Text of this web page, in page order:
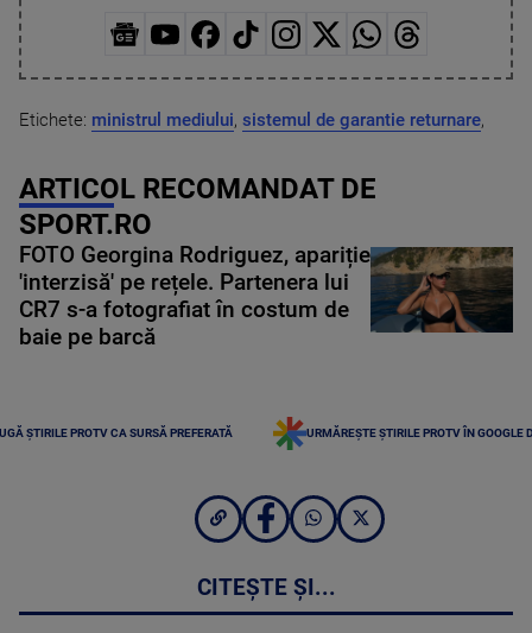
Etichete: ministrul mediului, sistemul de garantie returnare,
ARTICOL RECOMANDAT DE
SPORT.RO
FOTO Georgina Rodriguez, apariție
'interzisă' pe rețele. Partenera lui
CR7 s-a fotografiat în costum de
baie pe barcă
ȘTIRILE PROTV CA SURSĂ PREFERATĂ URMĂREȘTE ȘTIRILE PROTV ÎN GOOGLE
CITEȘTE ȘI...